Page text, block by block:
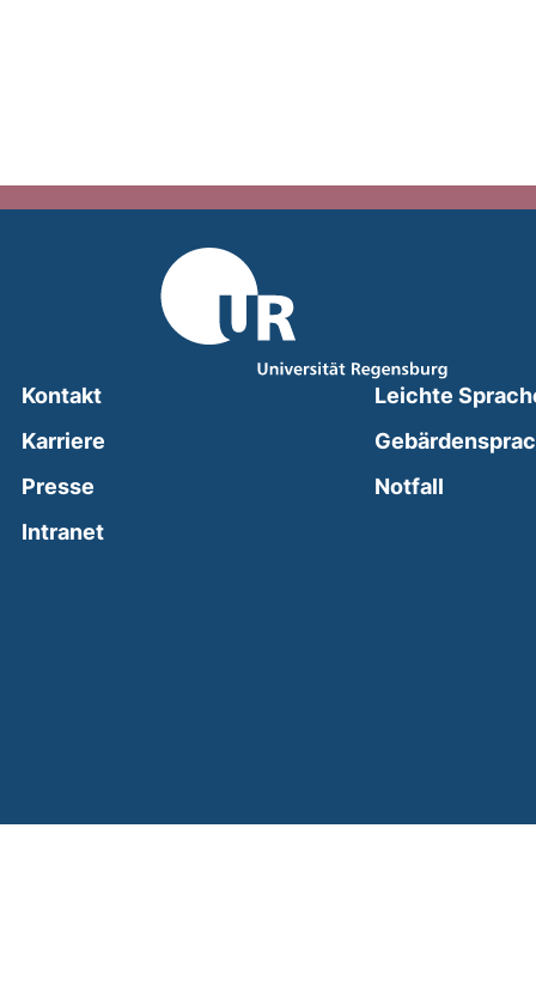
Kontakt
Karriere
Presse
Intranet(external link, opens in a new window)
Leichte
Notfall